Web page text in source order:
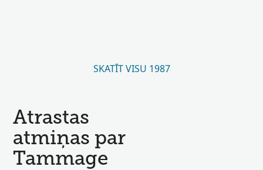
SKATĪT VISU 1987
Atrastas
atmiņas par
Tammage